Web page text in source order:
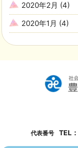
2020年2月 (4)
2020年1月 (4)
代表番号 TEL：